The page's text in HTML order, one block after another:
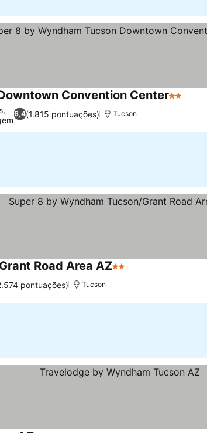
Convention Center2 Estrelas
6,4(1.815 pontuações) Tucson
Road Area AZ2 Estrelas
pontuações) Tucson